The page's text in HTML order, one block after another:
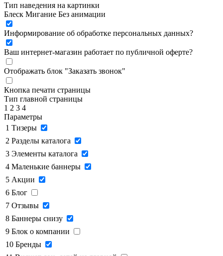
Тип наведения на картинки
Блеск Мигание Без анимации
Информирование об обработке персональных данных?
Ваш интернет-магазин работает по публичной оферте?
Отображать блок "Заказать звонок"
Кнопка печати страницы
Тип главной страницы
1 2 3 4
Параметры
1 Тизеры
2 Разделы каталога
3 Элементы каталога
4 Маленькие баннеры
5 Акции
6 Блог
7 Отзывы
8 Баннеры снизу
9 Блок о компании
10 Бренды